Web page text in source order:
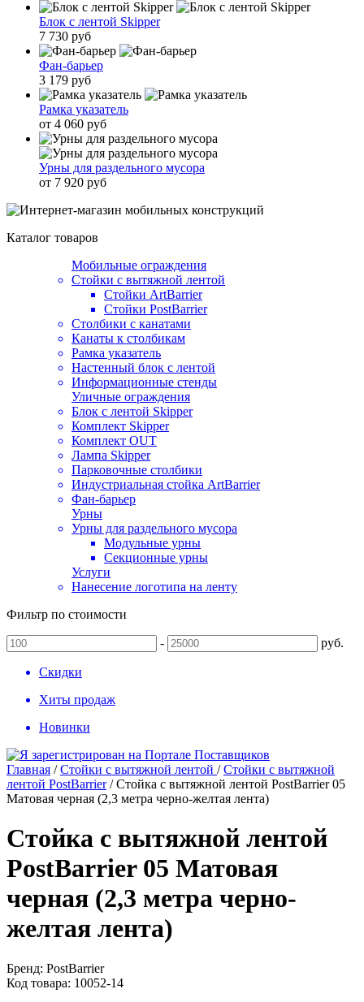
Блок с лентой Skipper
7 730 руб
Фан-барьер
3 179 руб
Рамка указатель
от 4 060 руб
Урны для раздельного мусора
от 7 920 руб
Каталог товаров
Мобильные ограждения
Стойки с вытяжной лентой
Стойки ArtBarrier
Стойки PostBarrier
Столбики с канатами
Канаты к столбикам
Рамка указатель
Настенный блок с лентой
Информационные стенды
Уличные ограждения
Блок с лентой Skipper
Комплект Skipper
Комплект OUT
Лампа Skipper
Парковочные столбики
Индустриальная стойка ArtBarrier
Фан-барьер
Урны
Урны для раздельного мусора
Модульные урны
Секционные урны
Услуги
Нанесение логотипа на ленту
Фильтр по стоимости
- руб.
Скидки
Хиты продаж
Новинки
Главная /Стойки с вытяжной лентой /Стойки с вытяжной
лентой PostBarrier/Стойка с вытяжной лентой PostBarrier 05
Матовая черная (2,3 метра черно-желтая лента)
Стойка с вытяжной лентой
PostBarrier 05 Матовая
черная (2,3 метра черно-
желтая лента)
Бренд: PostBarrier
Код товара: 10052-14